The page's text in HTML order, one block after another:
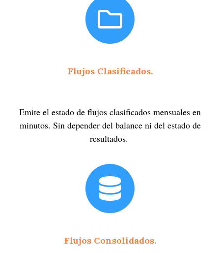
Flujos Clasificados.
Emite el estado de flujos clasificados mensuales en
minutos. Sin depender del balance ni del estado de
resultados.
Flujos Consolidados.